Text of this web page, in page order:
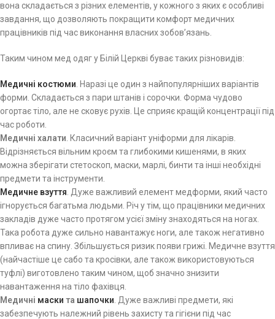
вона складається з різних елементів, у кожного з яких є особливі
завдання, що дозволяють покращити комфорт медичних
працівників під час виконання власних зобов’язань.
Таким чином мед одяг у Білій Церкві буває таких різновидів:
Медичні костюми . Наразі це один з найпопулярніших варіантів
форми. Складається з пари штанів і сорочки. Форма чудово
огортає тіло, але не сковує рухів. Це сприяє кращій концентрації під
час роботи.
Медичні халати . Класичний варіант уніформи для лікарів.
Відрізняється вільним кроєм та глибокими кишенями, в яких
можна зберігати стетоскоп, маски, марлі, бинти та інші необхідні
предмети та інструменти.
Медичне взуття . Дуже важливий елемент медформи, який часто
ігнорується багатьма людьми. Річ у тім, що працівники медичних
закладів дуже часто протягом усієї зміну знаходяться на ногах.
Така робота дуже сильно навантажує ноги, але також негативно
впливає на спину. Збільшується ризик появи грижі. Медичне взуття
(найчастіше це сабо та кросівки, але також використовуються
туфлі) виготовлено таким чином, щоб значно знизити
навантаження на тіло фахівця.
Медичні маски та шапочки . Дуже важливі предмети, які
забезпечують належний рівень захисту та гігієни під час